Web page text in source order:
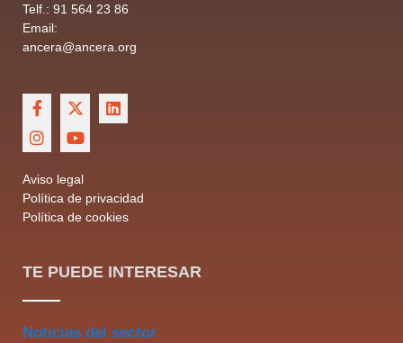
Telf.: 91 564 23 86
Email:
ancera@ancera.org
Aviso legal
Política de privacidad
Política de cookies
TE PUEDE INTERESAR
Noticias del sector